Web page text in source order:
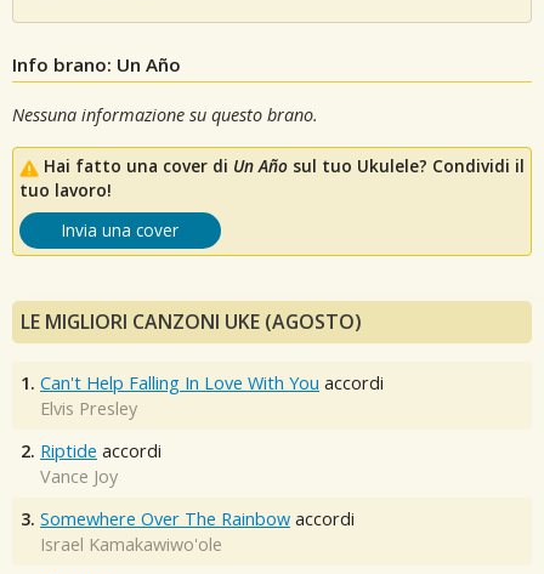
Info brano: Un Año
Nessuna informazione su questo brano.
Hai fatto una cover di Un Año sul tuo Ukulele? Condividi il
tuo lavoro!
Invia una cover
LE MIGLIORI CANZONI UKE (AGOSTO)
1. Can't Help Falling In Love With You accordi
Elvis Presley
2. Riptide accordi
Vance Joy
3. Somewhere Over The Rainbow accordi
Israel Kamakawiwo'ole